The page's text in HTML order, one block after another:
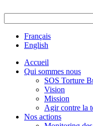
Français
English
Accueil
Qui sommes nous
SOS Torture
Vision
Mission
Agir contre la
Nos actions